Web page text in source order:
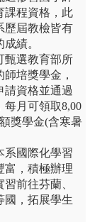
課程資格，此
歷屆教檢皆有
績。
甄選教育部所
師培獎學金，
請資格並通過
每月可領取8,00
獎學金(含寒暑
系國際化學習
富，積極辦理
習前往芬蘭、
國，拓展學生